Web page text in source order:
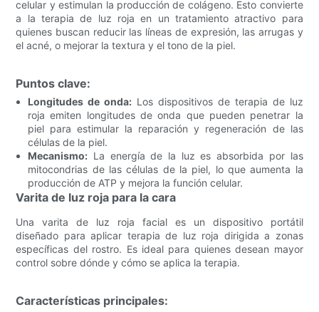
celular y estimulan la producción de colágeno. Esto convierte
a la terapia de luz roja en un tratamiento atractivo para
quienes buscan reducir las líneas de expresión, las arrugas y
el acné, o mejorar la textura y el tono de la piel.
Puntos clave:
Longitudes de onda: Los dispositivos de terapia de luz
roja emiten longitudes de onda que pueden penetrar la
piel para estimular la reparación y regeneración de las
células de la piel.
Mecanismo: La energía de la luz es absorbida por las
mitocondrias de las células de la piel, lo que aumenta la
producción de ATP y mejora la función celular.
Varita de luz roja para la cara
Una varita de luz roja facial es un dispositivo portátil
diseñado para aplicar terapia de luz roja dirigida a zonas
específicas del rostro. Es ideal para quienes desean mayor
control sobre dónde y cómo se aplica la terapia.
Características principales: